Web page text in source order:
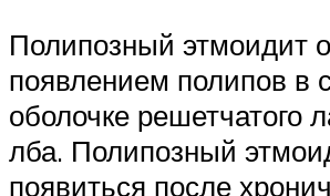
Полипозный этмоидит
появлением полипов в
оболочке решетчатого
лба. Полипозный
появиться после